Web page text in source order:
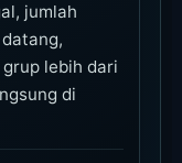
jumlah
lebih dari
di